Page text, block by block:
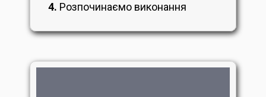
4. Розпочинаємо виконання